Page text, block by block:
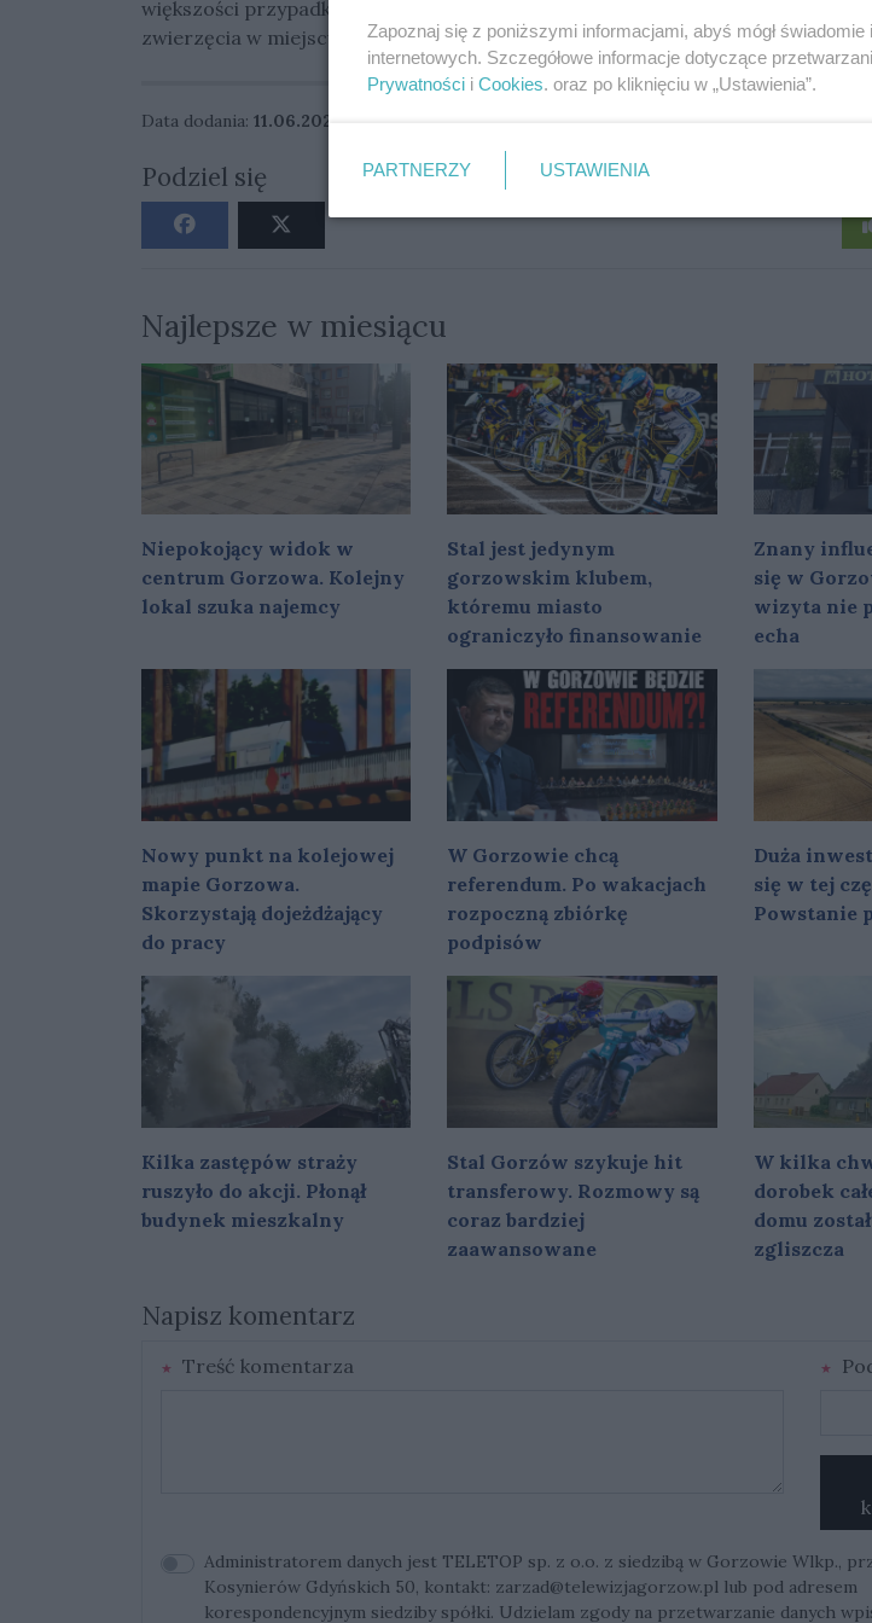
większości przypadków najlepszym rozwiązaniem jest spokojne odejście i
zwierzęcia w miejscu, w którym zostało zauważone.
Data dodania: 11.06.2026 05:54
Podziel się
Najlepsze w miesiącu
Niepokojący widok w
centrum Gorzowa. Kolejny
lokal szuka najemcy
Stal jest jedynym
gorzowskim klubem,
któremu miasto
ograniczyło finansowanie
Znany
się w
wizyta nie
echa
Nowy punkt na kolejowej
mapie Gorzowa.
Skorzystają dojeżdżający
do pracy
W Gorzowie chcą
referendum. Po wakacjach
rozpoczną zbiórkę
podpisów
Duża
się w tej
Powstanie
Kilka zastępów straży
ruszyło do akcji. Płonął
budynek mieszkalny
Stal Gorzów szykuje hit
transferowy. Rozmowy są
coraz bardziej
zaawansowane
W kilka
dorobek
domu
zgliszcza
Napisz komentarz
Treść komentarza
Administratorem danych jest TELETOP sp. z o.o. z siedzibą w Gorzowie Wlkp.,
Kosynierów Gdyńskich 50, kontakt: zarzad@telewizjagorzow.pl lub pod adresem
korespondencyjnym siedziby spółki. Udzielam zgody na przetwarzanie danych
Zapoznaj się z poniższymi informacjami, abyś mógł
internetowych. Szczegółowe informacje dotyczące
Prywatności i Cookies. oraz po kliknięciu w „Ustawienia”.
PARTNERZY USTAWIENIA